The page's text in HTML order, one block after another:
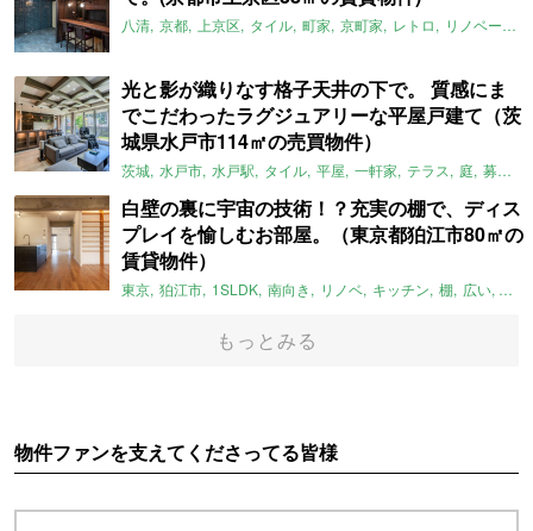
八清 京都 上京区 タイル 町家 京町家 レトロ リノベーション
光と影が織りなす格子天井の下で。 質感にま
でこだわったラグジュアリーな平屋戸建て（茨
城県水戸市114㎡の売買物件）
茨城 水戸市 水戸駅 タイル 平屋 一軒家 テラス 庭 募集中
白壁の裏に宇宙の技術！？充実の棚で、ディス
プレイを愉しむお部屋。（東京都狛江市80㎡の
賃貸物件）
東京 狛江市 1SLDK 南向き リノベ キッチン 棚 広い ガイ
もっとみる
物件ファンを支えてくださってる皆様